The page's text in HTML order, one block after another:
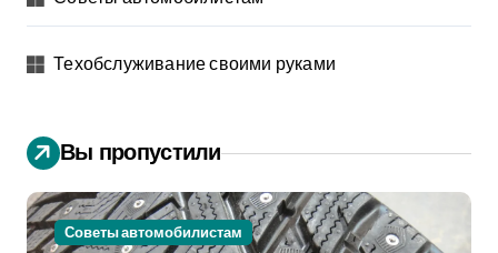
Техобслуживание своими руками
Вы пропустили
Советы автомобилистам